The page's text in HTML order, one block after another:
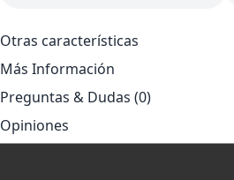
Otras características
Más Información
Preguntas & Dudas (0)
Opiniones